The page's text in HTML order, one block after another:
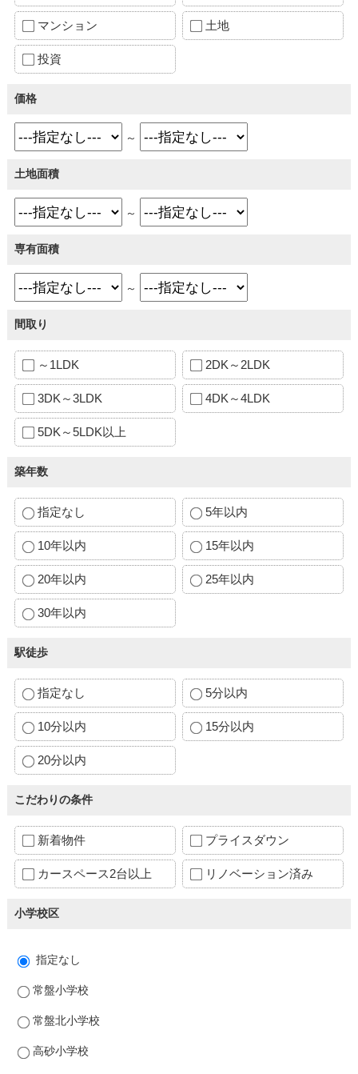
マンション 土地
投資
価格
～
土地面積
～
専有面積
～
間取り
～1LDK 2DK～2LDK
3DK～3LDK 4DK～4LDK
5DK～5LDK以上
築年数
指定なし 5年以内
10年以内 15年以内
20年以内 25年以内
30年以内
駅徒歩
指定なし 5分以内
10分以内 15分以内
20分以内
こだわりの条件
新着物件 プライスダウン
カースペース2台以上 リノベーション済み
小学校区
指定なし
常盤小学校
常盤北小学校
高砂小学校